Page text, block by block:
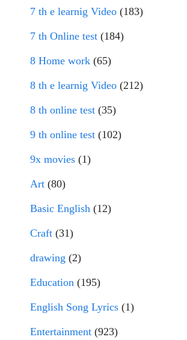
7 th e learnig Video (183)
7 th Online test (184)
8 Home work (65)
8 th e learnig Video (212)
8 th online test (35)
9 th online test (102)
9x movies (1)
Art (80)
Basic English (12)
Craft (31)
drawing (2)
Education (195)
English Song Lyrics (1)
Entertainment (923)